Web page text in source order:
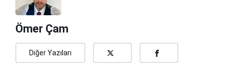
Ömer Çam
Diğer Yazıları